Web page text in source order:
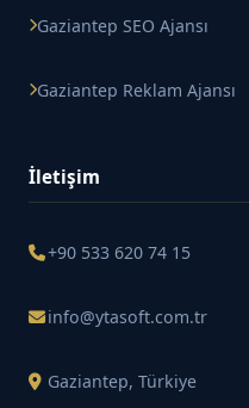
Gaziantep SEO Ajansı
Gaziantep Reklam Ajansı
İletişim
+90 533 620 74 15
info@ytasoft.com.tr
Gaziantep, Türkiye